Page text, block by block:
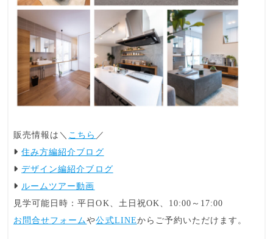
販売情報は＼ こちら ／
住み方編紹介ブログ
デザイン編紹介ブログ
ルームツアー動画
見学可能日時：平日OK、土日祝OK、10:00～17:00
お問合せフォームや公式LINEからご予約いただけます。